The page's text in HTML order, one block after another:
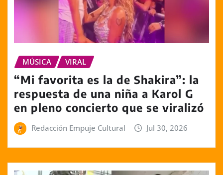
MÚSICA VIRAL
“Mi favorita es la de Shakira”: la
respuesta de una niña a Karol G
en pleno concierto que se viralizó
Redacción Empuje Cultural Jul 30, 2026